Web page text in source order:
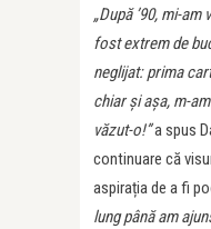
„După ’90, mi-
fost extrem de
neglijat: prima
chiar și așa, m-
văzut-o!”a spus
continuare că
aspirația de a fi
lung până am